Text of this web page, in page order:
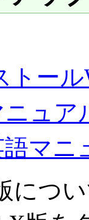
トール
ニュア
語マニ
につ